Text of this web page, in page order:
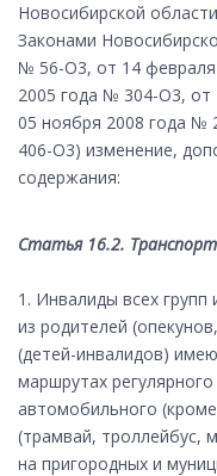
Новосибирской
Законами
№ 56-О3, от 14
2005 года № 304-О3,
05 ноября 2008 года №
406-О3) изменение,
содержания:
Статья 16.2.
1. Инвалиды всех
из родителей
(детей-инвалидов)
маршрутах
автомобильного
(трамвай, троллейбус,
на пригородных и